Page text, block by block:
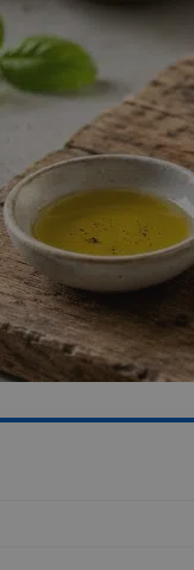
Privacy Policy